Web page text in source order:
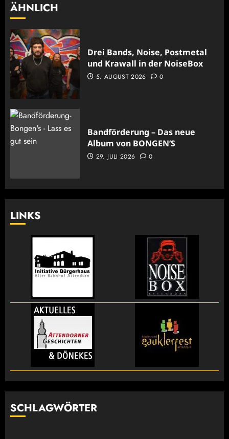
ÄHNLICH
Drei Bands, Noise, Postmetal
und Krawall in der NoiseBox
5. AUGUST 2026 0
Bandförderung – Das neue
Album von BONGEN’S
29. JULI 2026 0
LINKS
SCHLAGWÖRTER